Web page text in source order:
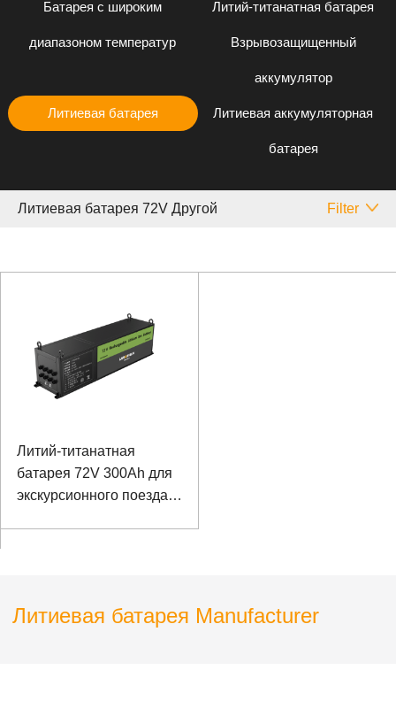
Батарея с широким
диапазоном температур
Литий-титанатная батарея
Взрывозащищенный
аккумулятор
Литиевая батарея Литиевая аккумуляторная
батарея
Литиевая батарея 72V Другой Filter
Литий-титанатная
батарея 72V 300Ah для
экскурсионного поезда с
Литиевая батарея Manufacturer